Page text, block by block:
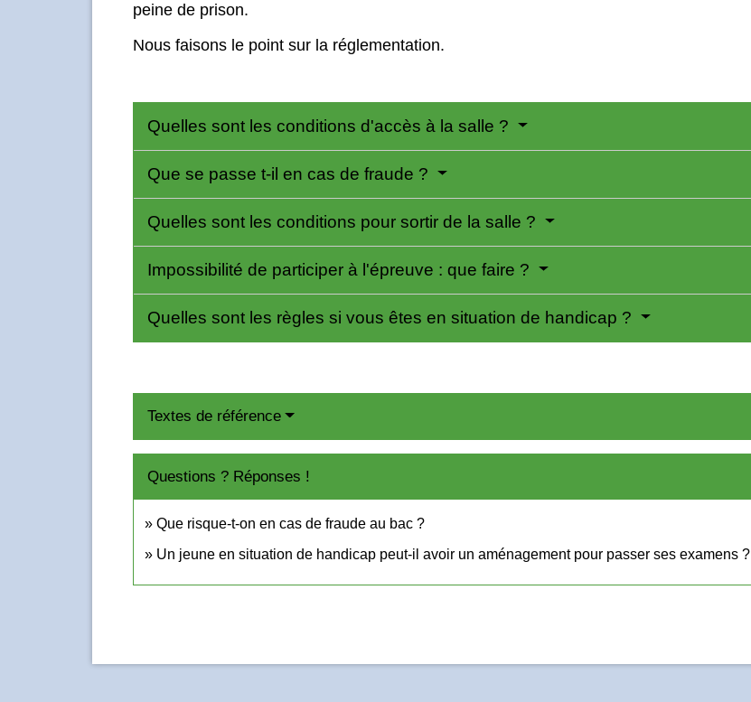
peine de prison.
Nous faisons le point sur la réglementation.
Quelles sont les conditions d'accès à la salle ?
Que se passe t-il en cas de fraude ?
Quelles sont les conditions pour sortir de la salle ?
Impossibilité de participer à l'épreuve : que faire ?
Quelles sont les règles si vous êtes en situation de handicap ?
Textes de référence
Questions ? Réponses !
Que risque-t-on en cas de fraude au bac ?
Un jeune en situation de handicap peut-il avoir un aménagement pour passer ses examens ?